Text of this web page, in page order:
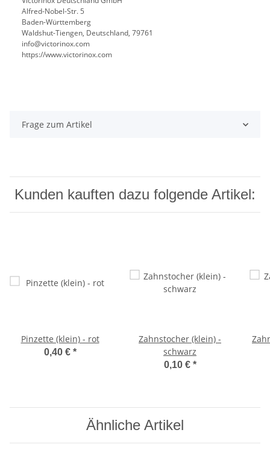
Alfred-Nobel-Str. 5
Baden-Württemberg
Waldshut-Tiengen, Deutschland, 79761
info@victorinox.com
https://www.victorinox.com
Frage zum Artikel
Kunden kauften dazu folgende Artikel:
Pinzette (klein) - rot
0,40 € *
Zahnstocher (klein) -
schwarz
0,10 € *
Ähnliche Artikel